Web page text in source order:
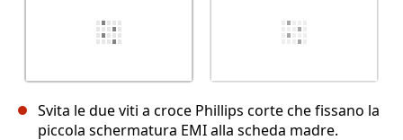
Svita le due viti a croce Phillips corte che fissano la
piccola schermatura EMI alla scheda madre.